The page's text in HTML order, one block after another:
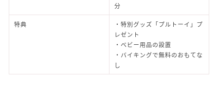
分
特典
・特別グッズ「プルトーイ」プ
レゼント
・ベビー用品の設置
・バイキングで無料のおもてな
し